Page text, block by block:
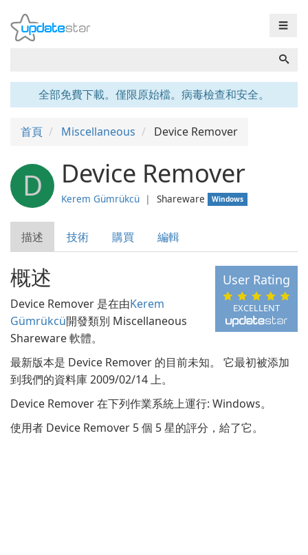
☰
全部免費下載。僅限原始檔。病毒檢查和安全。
首頁 Miscellaneous Device Remover
D Device Remover
Kerem Gümrükcü ❘ Shareware Windows
描述 技術 購買 編輯
EXCELLENT
User Rating
概述
Device Remover 是在由Kerem
Gümrükcü開發類別 Miscellaneous
Shareware 軟體。
最新版本是 Device Remover 的目前未知。 它最初被添加
到我們的資料庫 2009/02/14 上。
Device Remover 在下列作業系統上運行: Windows。
使用者 Device Remover 5 個 5 星的評分，給了它。